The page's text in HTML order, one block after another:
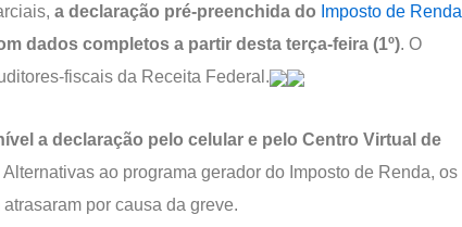
a declaração pré-preenchida do Imposto de Renda
dados completos a partir desta terça-feira (1º). O
fiscais da Receita Federal.
a declaração pelo celular e pelo Centro Virtual de
Alternativas ao programa gerador do Imposto de Renda, os
por causa da greve.